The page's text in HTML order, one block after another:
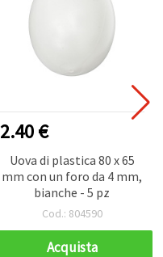
2.40 €
Uova di plastica 80 x 65
mm con un foro da 4 mm,
bianche - 5 pz
Cod.: 804590
Acquista